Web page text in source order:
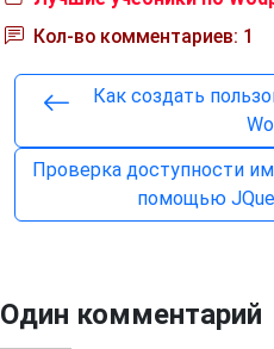
Кол-во комментариев: 1
Как создать
Проверка доступности
помощью
Один комментарий